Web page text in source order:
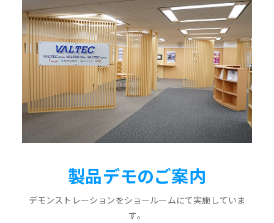
製品デモのご案内
デモンストレーションをショールームにて実施していま
す。